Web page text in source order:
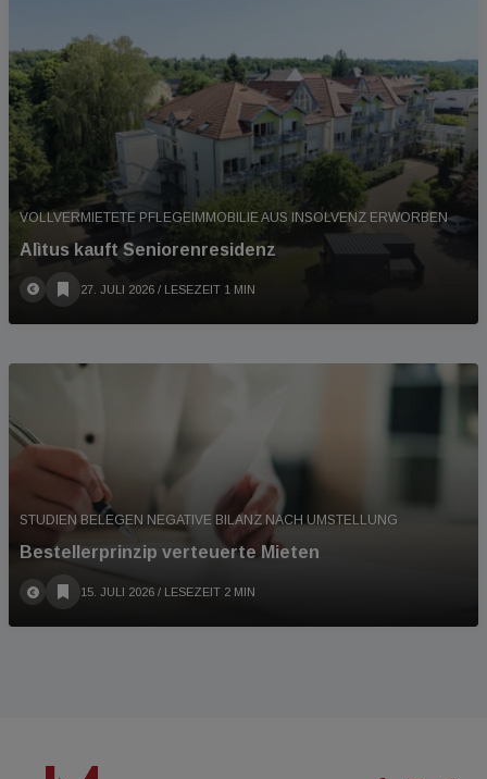
VOLLVERMIETETE PFLEGEIMMOBILIE AUS INSOLVENZ ERWORBEN
Alìtus kauft Seniorenresidenz
27. JULI 2026 / LESEZEIT 1 MIN
STUDIEN BELEGEN NEGATIVE BILANZ NACH UMSTELLUNG
Bestellerprinzip verteuerte Mieten
15. JULI 2026 / LESEZEIT 2 MIN